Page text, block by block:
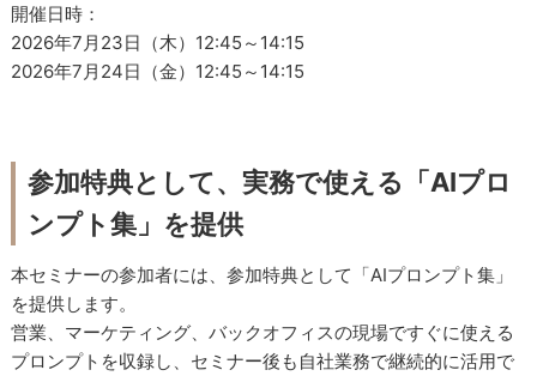
開催日時：
2026年7月23日（木）12:45～14:15
2026年7月24日（金）12:45～14:15
参加特典として、実務で使える「AIプロ
ンプト集」を提供
本セミナーの参加者には、参加特典として「AIプロンプト集」
を提供します。
営業、マーケティング、バックオフィスの現場ですぐに使える
プロンプトを収録し、セミナー後も自社業務で継続的に活用で